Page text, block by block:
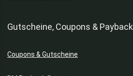
Gutscheine, Coupons & Payback
Coupons & Gutscheine